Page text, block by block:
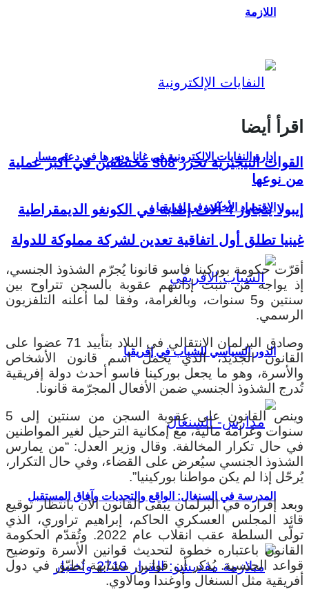
اللازمة
إدارة النفايات الإلكترونية في غانا ودورها في دعم مسار
الاقتصاد الأخضر في إفريقيا
الدور السياسي للشباب في إفريقيا
المدرسة في السنغال: الواقع والتحديات وآفاق المستقبل
اقرأ أيضا
القوات النيجيرية تحرر 308 مختطفين في أكبر عملية
من نوعها
إيبولا يتجاوز 4 آلاف إصابة في الكونغو الديمقراطية
غينيا تطلق أول اتفاقية تعدين لشركة مملوكة للدولة
أقرّت حكومة بوركينا فاسو قانونا يُجرّم الشذوذ الجنسي،
إذ يواجه مَن تثبت إدانتهم عقوبة بالسجن تتراوح بين
سنتين و5 سنوات، وبالغرامة، وفقا لما أعلنه التلفزيون
الرسمي.
وصادق البرلمان الانتقالي في البلاد بتأييد 71 عضوا على
القانون الجديد، الذي يحمل اسم قانون الأشخاص
والأسرة، وهو ما يجعل بوركينا فاسو أحدث دولة إفريقية
تُدرج الشذوذ الجنسي ضمن الأفعال المجرّمة قانونا.
وينص القانون على عقوبة السجن من سنتين إلى 5
سنوات وغرامة مالية، مع إمكانية الترحيل لغير المواطنين
في حال تكرار المخالفة. وقال وزير العدل: “من يمارس
الشذوذ الجنسي سيُعرض على القضاء، وفي حال التكرار،
يُرحّل إذا لم يكن مواطنا بوركينيا”.
وبعد إقراره في البرلمان يبقى القانون الآن بانتظار توقيع
قائد المجلس العسكري الحاكم، إبراهيم تراوري، الذي
تولّى السلطة عقب انقلاب عام 2022. وتُقدّم الحكومة
القانون باعتباره خطوة لتحديث قوانين الأسرة وتوضيح
قواعد الجنسية. يُذكر أن قوانين مشابهة تُطبّق في دول
أفريقية مثل السنغال وأوغندا ومالاوي.